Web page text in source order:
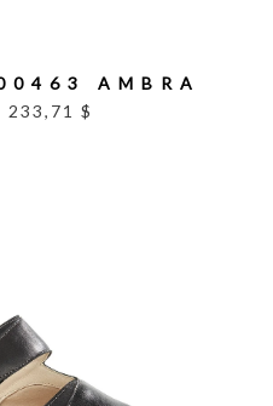
AMBRA
233,71 $